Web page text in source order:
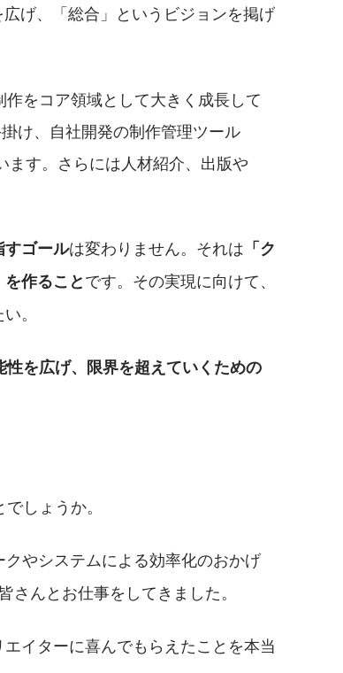
げ、「総合」というビジョンを掲げ
をコア領域として大きく成長して
け、自社開発の制作管理ツール
ます。さらには人材紹介、出版や
すゴールは変わりません。それは 「ク
作ることです。その実現に向けて、
。
を広げ、限界を超えていくための
しょうか。
やシステムによる効率化のおかげ
んとお仕事をしてきました。
イターに喜んでもらえたことを本当